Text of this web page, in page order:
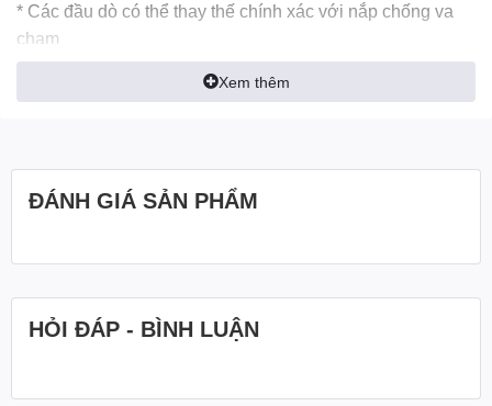
* Các đầu dò có thể thay thế chính xác với nắp chống va
chạm
* Tự động đo độ dẫn điện
* Tự động bù nhiệt độ (ATC)
4 điểm cho độ dẫn điện
* Chức năng bù độ cao và độ mặn theo cách thủ công cho
* 1 giờ tự động tắt nguồn
* Tuyệt vời để sử dụng trong trang trại nuôi trồng thủy sản
Xem thêm
ĐÁNH GIÁ SẢN PHẨM
HỎI ĐÁP - BÌNH LUẬN